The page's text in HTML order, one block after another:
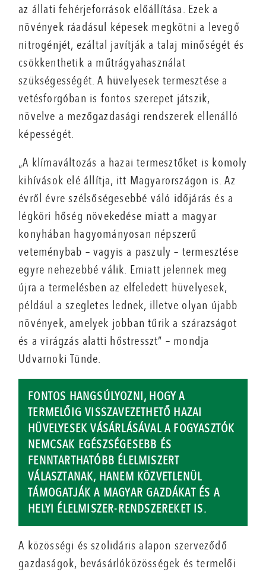
az állati fehérjeforrások előállítása. Ezek a
növények ráadásul képesek megkötni a levegő
nitrogénjét, ezáltal javítják a talaj minőségét és
csökkenthetik a műtrágyahasználat
szükségességét. A hüvelyesek termesztése a
vetésforgóban is fontos szerepet játszik,
növelve a mezőgazdasági rendszerek ellenálló
képességét.
„A klímaváltozás a hazai termesztőket is komoly
kihívások elé állítja, itt Magyarországon is. Az
évről évre szélsőségesebbé váló időjárás és a
légköri hőség növekedése miatt a magyar
konyhában hagyományosan népszerű
veteménybab – vagyis a paszuly – termesztése
egyre nehezebbé válik. Emiatt jelennek meg
újra a termelésben az elfeledett hüvelyesek,
például a szegletes lednek, illetve olyan újabb
növények, amelyek jobban tűrik a szárazságot
és a virágzás alatti hőstresszt” – mondja
Udvarnoki Tünde.
FONTOS HANGSÚLYOZNI, HOGY A
TERMELŐIG VISSZAVEZETHETŐ HAZAI
HÜVELYESEK VÁSÁRLÁSÁVAL A FOGYASZTÓK
NEMCSAK EGÉSZSÉGESEBB ÉS
FENNTARTHATÓBB ÉLELMISZERT
VÁLASZTANAK, HANEM KÖZVETLENÜL
TÁMOGATJÁK A MAGYAR GAZDÁKAT ÉS A
HELYI ÉLELMISZER-RENDSZEREKET IS.
A közösségi és szolidáris alapon szerveződő
gazdaságok, bevásárlóközösségek és termelői